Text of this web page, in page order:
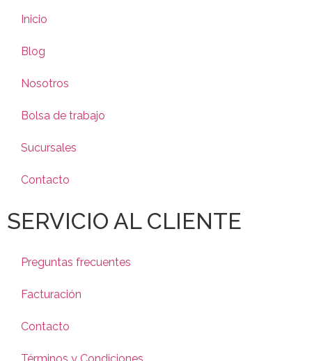
Inicio
Blog
Nosotros
Bolsa de trabajo
Sucursales
Contacto
SERVICIO AL CLIENTE
Preguntas frecuentes
Facturación
Contacto